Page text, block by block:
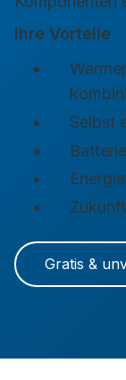
Ihre Vorteile
Selbst
Gratis &